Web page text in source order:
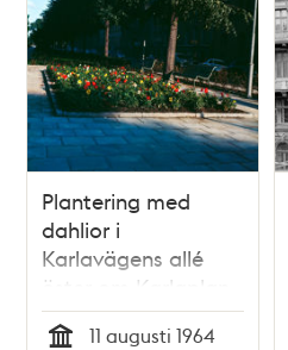
Plantering med
dahlior i
Karlavägens allé
öster om Karlaplan
11 augusti 1964